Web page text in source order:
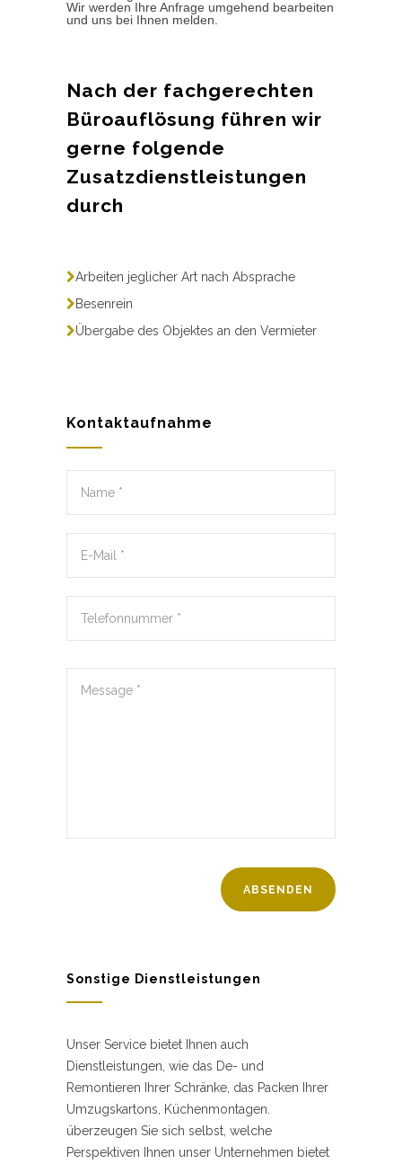
Wir werden Ihre Anfrage umgehend bearbeiten
und uns bei Ihnen melden.
Nach der fachgerechten
Büroauflösung führen wir
gerne folgende
Zusatzdienstleistungen
durch
Arbeiten jeglicher Art nach Absprache
Besenrein
Übergabe des Objektes an den Vermieter
Kontaktaufnahme
Sonstige Dienstleistungen
Unser Service bietet Ihnen auch
Dienstleistungen, wie das De- und
Remontieren Ihrer Schränke, das Packen Ihrer
Umzugskartons, Küchenmontagen.
überzeugen Sie sich selbst, welche
Perspektiven Ihnen unser Unternehmen bietet